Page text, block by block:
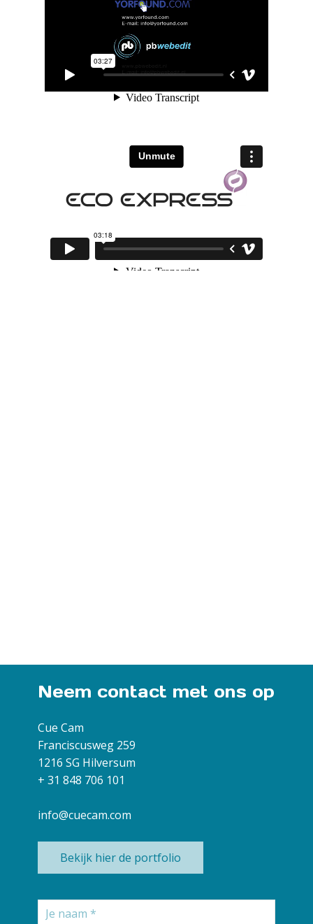
Neem contact met ons op
Cue Cam
Franciscusweg 259
1216 SG Hilversum
+ 31 848 706 101
info@cuecam.com
Bekijk hier de portfolio